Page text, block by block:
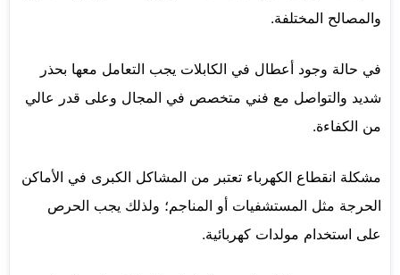
والمصالح المختلفة.
في حالة وجود أعطال في الكابلات يجب التعامل معها بحذر
شديد والتواصل مع فني متخصص في المجال وعلى قدر عالي
من الكفاءة.
مشكلة انقطاع الكهرباء تعتبر من المشاكل الكبرى في الأماكن
الحرجة مثل المستشفيات أو المناجم؛ ولذلك يجب الحرص
على استخدام مولدات كهربائية.